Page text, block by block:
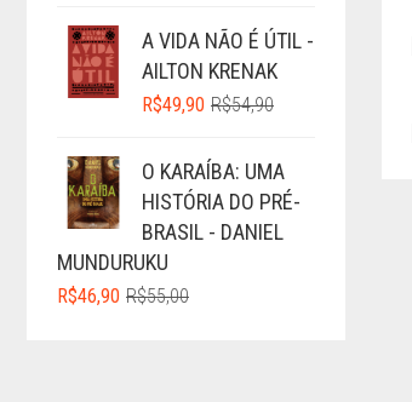
ORIGINAL
ERA:
R$52,90.
ATUAL
É:
R$44,90.
A VIDA NÃO É ÚTIL -
AILTON KRENAK
R$54,90O
ERA:
R$54,90.
R$49,90
O
É:
R$49,90.
O KARAÍBA: UMA
HISTÓRIA DO PRÉ-
BRASIL - DANIEL
MUNDURUKU
R$55,00O
R$46,90
O